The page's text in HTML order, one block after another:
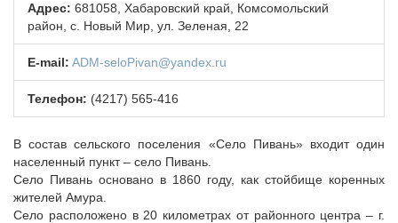
Контактная информация
НОВОСТИ
МЕТОДИЧЕСКИЙ РАЗДЕЛ
ВАРМСУ
НАСЕЛЕНИЕ И МСУ
ЮРИДИЧЕСКИЙ СОВЕТ
Адрес: 681058, Хабаровский край, Комсомольский
район, с. Новый Мир, ул. Зеленая, 22
E-mail: ADM-seloPivan@yandex.ru
Телефон: (4217) 565-416
В состав сельского поселения «Село Пивань» входит один
населенный пункт – село Пивань.
Село Пивань основано в 1860 году, как стойбище коренных
жителей Амура.
Село расположено в 20 километрах от районного центра – г.